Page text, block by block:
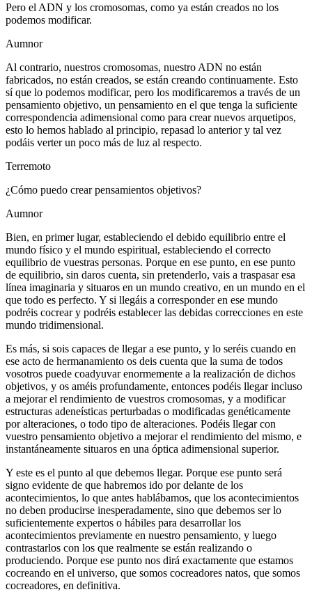
Pero el ADN y los cromosomas, como ya están creados no los
podemos modificar.
Aumnor
Al contrario, nuestros cromosomas, nuestro ADN no están
fabricados, no están creados, se están creando continuamente. Esto
sí que lo podemos modificar, pero los modificaremos a través de un
pensamiento objetivo, un pensamiento en el que tenga la suficiente
correspondencia adimensional como para crear nuevos arquetipos,
esto lo hemos hablado al principio, repasad lo anterior y tal vez
podáis verter un poco más de luz al respecto.
Terremoto
¿Cómo puedo crear pensamientos objetivos?
Aumnor
Bien, en primer lugar, estableciendo el debido equilibrio entre el
mundo físico y el mundo espiritual, estableciendo el correcto
equilibrio de vuestras personas. Porque en ese punto, en ese punto
de equilibrio, sin daros cuenta, sin pretenderlo, vais a traspasar esa
línea imaginaria y situaros en un mundo creativo, en un mundo en el
que todo es perfecto. Y si llegáis a corresponder en ese mundo
podréis cocrear y podréis establecer las debidas correcciones en este
mundo tridimensional.
Es más, si sois capaces de llegar a ese punto, y lo seréis cuando en
ese acto de hermanamiento os deis cuenta que la suma de todos
vosotros puede coadyuvar enormemente a la realización de dichos
objetivos, y os améis profundamente, entonces podéis llegar incluso
a mejorar el rendimiento de vuestros cromosomas, y a modificar
estructuras adeneísticas perturbadas o modificadas genéticamente
por alteraciones, o todo tipo de alteraciones. Podéis llegar con
vuestro pensamiento objetivo a mejorar el rendimiento del mismo, e
instantáneamente situaros en una óptica adimensional superior.
Y este es el punto al que debemos llegar. Porque ese punto será
signo evidente de que habremos ido por delante de los
acontecimientos, lo que antes hablábamos, que los acontecimientos
no deben producirse inesperadamente, sino que debemos ser lo
suficientemente expertos o hábiles para desarrollar los
acontecimientos previamente en nuestro pensamiento, y luego
contrastarlos con los que realmente se están realizando o
produciendo. Porque ese punto nos dirá exactamente que estamos
cocreando en el universo, que somos cocreadores natos, que somos
cocreadores, en definitiva.